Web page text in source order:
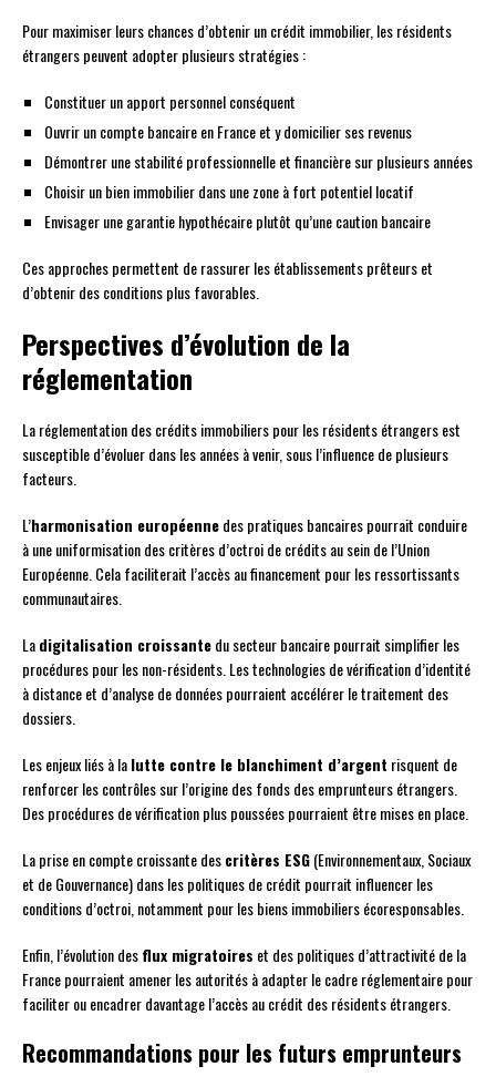
Pour maximiser leurs chances d’obtenir un crédit immobilier, les résidents
étrangers peuvent adopter plusieurs stratégies :
Constituer un apport personnel conséquent
Ouvrir un compte bancaire en France et y domicilier ses revenus
Démontrer une stabilité professionnelle et financière sur plusieurs années
Choisir un bien immobilier dans une zone à fort potentiel locatif
Envisager une garantie hypothécaire plutôt qu’une caution bancaire
Ces approches permettent de rassurer les établissements prêteurs et
d’obtenir des conditions plus favorables.
Perspectives d’évolution de la
réglementation
La réglementation des crédits immobiliers pour les résidents étrangers est
susceptible d’évoluer dans les années à venir, sous l’influence de plusieurs
facteurs.
L’harmonisation européennedes pratiques bancaires pourrait conduire
à une uniformisation des critères d’octroi de crédits au sein de l’Union
Européenne. Cela faciliterait l’accès au financement pour les ressortissants
communautaires.
Ladigitalisation croissantedu secteur bancaire pourrait simplifier les
procédures pour les non-résidents. Les technologies de vérification d’identité
à distance et d’analyse de données pourraient accélérer le traitement des
dossiers.
Les enjeux liés à lalutte contre le blanchiment d’argent risquent de
renforcer les contrôles sur l’origine des fonds des emprunteurs étrangers.
Des procédures de vérification plus poussées pourraient être mises en place.
La prise en compte croissante descritères ESG(Environnementaux, Sociaux
et de Gouvernance) dans les politiques de crédit pourrait influencer les
conditions d’octroi, notamment pour les biens immobiliers écoresponsables.
Enfin, l’évolution desflux migratoires et des politiques d’attractivité de la
France pourraient amener les autorités à adapter le cadre réglementaire pour
faciliter ou encadrer davantage l’accès au crédit des résidents étrangers.
Recommandations pour les futurs emprunteurs